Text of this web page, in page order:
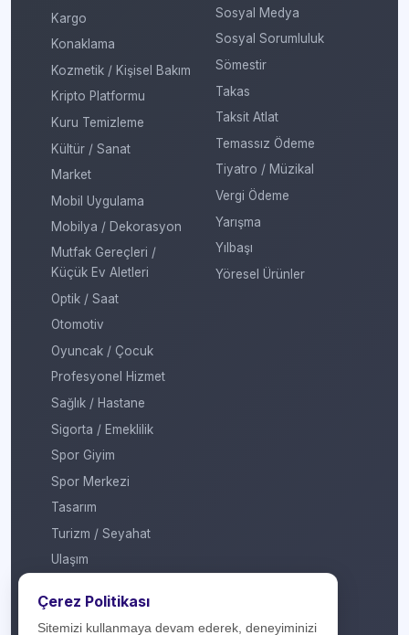
Kargo
Konaklama
Kozmetik / Kişisel Bakım
Kripto Platformu
Kuru Temizleme
Kültür / Sanat
Market
Mobil Uygulama
Mobilya / Dekorasyon
Mutfak Gereçleri /
Küçük Ev Aletleri
Optik / Saat
Otomotiv
Oyuncak / Çocuk
Profesyonel Hizmet
Sağlık / Hastane
Sigorta / Emeklilik
Spor Giyim
Spor Merkezi
Tasarım
Turizm / Seyahat
Ulaşım
Sosyal Medya
Sosyal Sorumluluk
Sömestir
Takas
Taksit Atlat
Temassız Ödeme
Tiyatro / Müzikal
Vergi Ödeme
Yarışma
Yılbaşı
Yöresel Ürünler
Çerez Politikası
Sitemizi kullanmaya devam ederek, deneyiminizi